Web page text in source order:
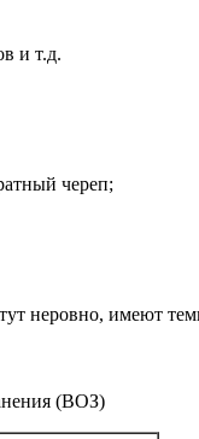
и т.д.
череп;
неровно, имеют
(ВОЗ)